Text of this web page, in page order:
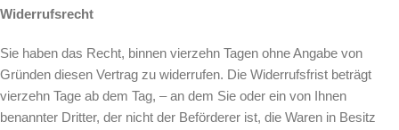
Widerrufsrecht
Sie haben das Recht, binnen vierzehn Tagen ohne Angabe von
Gründen diesen Vertrag zu widerrufen. Die Widerrufsfrist beträgt
vierzehn Tage ab dem Tag, – an dem Sie oder ein von Ihnen
benannter Dritter, der nicht der Beförderer ist, die Waren in Besitz